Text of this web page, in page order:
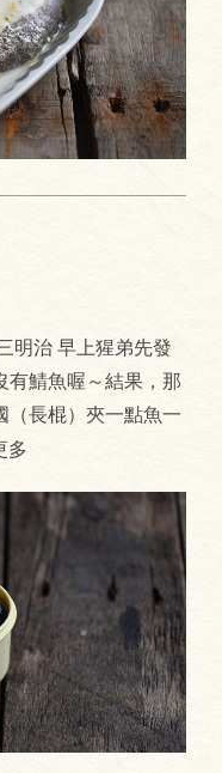
明治 早上猩弟先發
有鯖魚喔～結果，那
（長棍）夾一點魚一
多